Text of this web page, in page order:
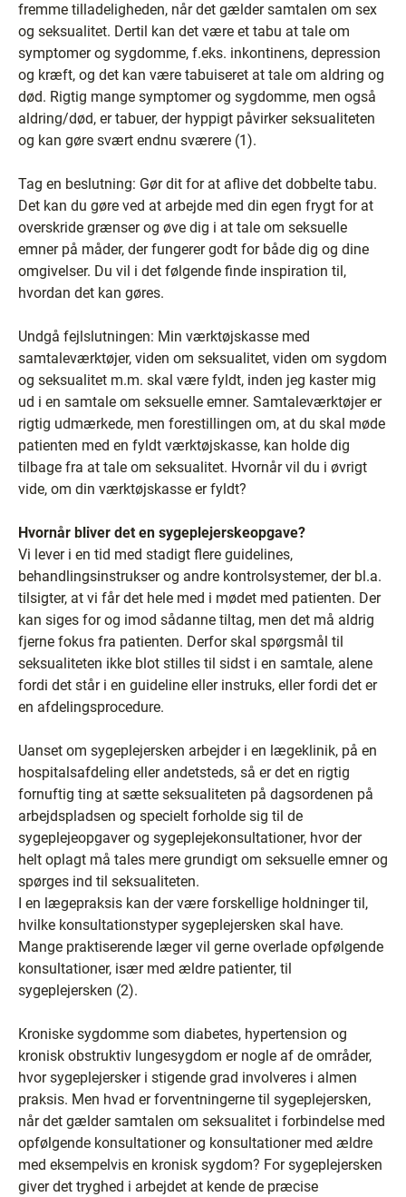
fremme tilladeligheden, når det gælder samtalen om sex
og seksualitet. Dertil kan det være et tabu at tale om
symptomer og sygdomme, f.eks. inkontinens, depression
og kræft, og det kan være tabuiseret at tale om aldring og
død. Rigtig mange symptomer og sygdomme, men også
aldring/død, er tabuer, der hyppigt påvirker seksualiteten
og kan gøre svært endnu sværere (1).
Tag en beslutning: Gør dit for at aflive det dobbelte tabu.
Det kan du gøre ved at arbejde med din egen frygt for at
overskride grænser og øve dig i at tale om seksuelle
emner på måder, der fungerer godt for både dig og dine
omgivelser. Du vil i det følgende finde inspiration til,
hvordan det kan gøres.
Undgå fejlslutningen: Min værktøjskasse med
samtaleværktøjer, viden om seksualitet, viden om sygdom
og seksualitet m.m. skal være fyldt, inden jeg kaster mig
ud i en samtale om seksuelle emner. Samtaleværktøjer er
rigtig udmærkede, men forestillingen om, at du skal møde
patienten med en fyldt værktøjskasse, kan holde dig
tilbage fra at tale om seksualitet. Hvornår vil du i øvrigt
vide, om din værktøjskasse er fyldt?
Hvornår bliver det en sygeplejerskeopgave?
Vi lever i en tid med stadigt flere guidelines,
behandlingsinstrukser og andre kontrolsystemer, der bl.a.
tilsigter, at vi får det hele med i mødet med patienten. Der
kan siges for og imod sådanne tiltag, men det må aldrig
fjerne fokus fra patienten. Derfor skal spørgsmål til
seksualiteten ikke blot stilles til sidst i en samtale, alene
fordi det står i en guideline eller instruks, eller fordi det er
en afdelingsprocedure.
Uanset om sygeplejersken arbejder i en lægeklinik, på en
hospitalsafdeling eller andetsteds, så er det en rigtig
fornuftig ting at sætte seksualiteten på dagsordenen på
arbejdspladsen og specielt forholde sig til de
sygeplejeopgaver og sygeplejekonsultationer, hvor der
helt oplagt må tales mere grundigt om seksuelle emner og
spørges ind til seksualiteten.
I en lægepraksis kan der være forskellige holdninger til,
hvilke konsultationstyper sygeplejersken skal have.
Mange praktiserende læger vil gerne overlade opfølgende
konsultationer, især med ældre patienter, til
sygeplejersken (2).
Kroniske sygdomme som diabetes, hypertension og
kronisk obstruktiv lungesygdom er nogle af de områder,
hvor sygeplejersker i stigende grad involveres i almen
praksis. Men hvad er forventningerne til sygeplejersken,
når det gælder samtalen om seksualitet i forbindelse med
opfølgende konsultationer og konsultationer med ældre
med eksempelvis en kronisk sygdom? For sygeplejersken
giver det tryghed i arbejdet at kende de præcise